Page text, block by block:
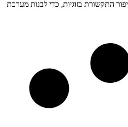
התקשורת בזוגיות, כדי לבנות מערכת